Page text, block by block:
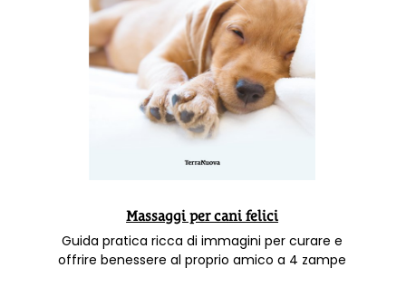
Massaggi per cani felici
Guida pratica ricca di immagini per curare e
offrire benessere al proprio amico a 4 zampe